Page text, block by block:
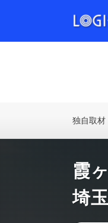
独自取材
霞
埼